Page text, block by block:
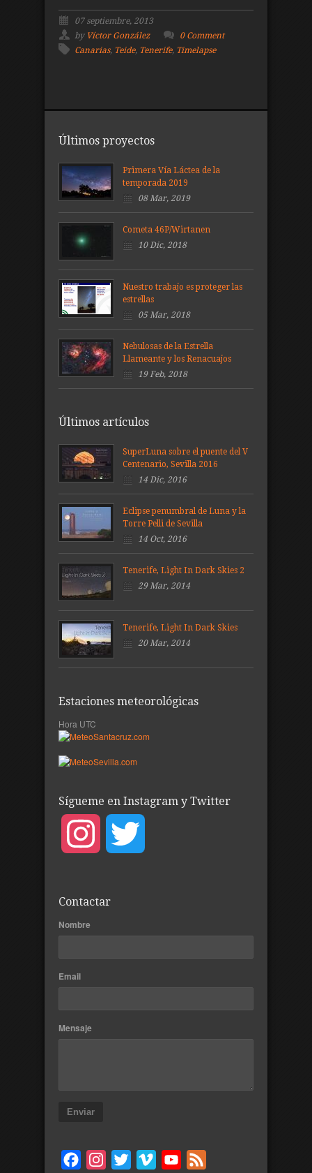
07 septiembre, 2013
by Víctor González
0 Comment
Canarias, Teide, Tenerife, Timelapse
Últimos proyectos
Primera Vía Láctea de la
temporada 2019
08 Mar, 2019
Cometa 46P/Wirtanen
10 Dic, 2018
Nuestro trabajo es proteger las
estrellas
05 Mar, 2018
Nebulosas de la Estrella
Llameante y los Renacuajos
19 Feb, 2018
Últimos artículos
SuperLuna sobre el puente del V
Centenario, Sevilla 2016
14 Dic, 2016
Eclipse penumbral de Luna y la
Torre Pelli de Sevilla
14 Oct, 2016
Tenerife, Light In Dark Skies 2
29 Mar, 2014
Tenerife, Light In Dark Skies
20 Mar, 2014
Estaciones meteorológicas
Hora UTC
Sígueme en Instagram y Twitter
Instagram
Contactar
Nombre
Email
Mensaje
Enviar
FacebookInstagram
Twitter Vimeo YouTube